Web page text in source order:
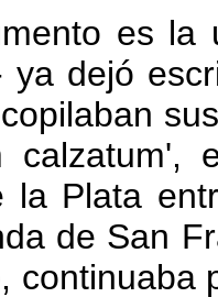
es la
ya dejó
la Plata
de San
continuaba